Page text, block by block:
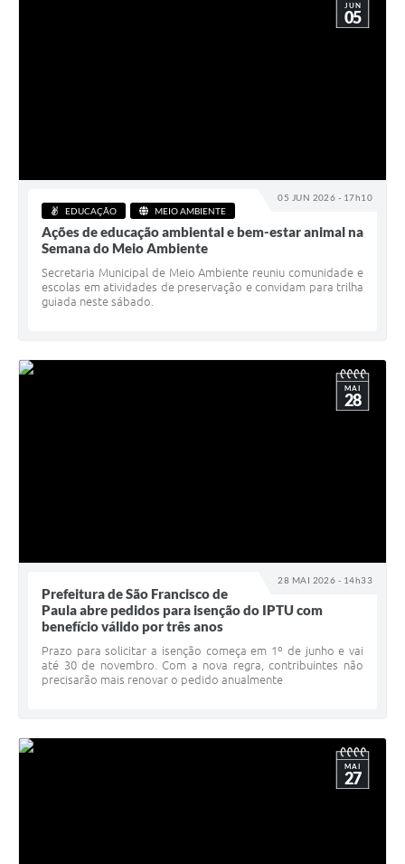
05 JUN 2026 - 17h10
JUN
05
EDUCAÇÃO MEIO AMBIENTE
Ações de educação ambiental e bem-estar animal na
Semana do Meio Ambiente
Secretaria Municipal de Meio Ambiente reuniu comunidade e
escolas em atividades de preservação e convidam para trilha
guiada neste sábado.
28 MAI 2026 - 14h33
MAI
28
Prefeitura de São Francisco de
Paula abre pedidos para isenção do IPTU com
benefício válido por três anos
Prazo para solicitar a isenção começa em 1º de junho e vai
até 30 de novembro. Com a nova regra, contribuintes não
precisarão mais renovar o pedido anualmente
MAI
27